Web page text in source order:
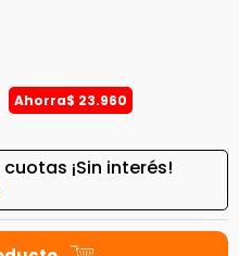
Ahorra$ 23.960
cuotas ¡Sin interés!